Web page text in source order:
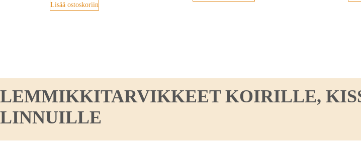
Lisää ostoskoriin
LEMMIKKITARVIKKEET KOIRILLE,
LINNUILLE